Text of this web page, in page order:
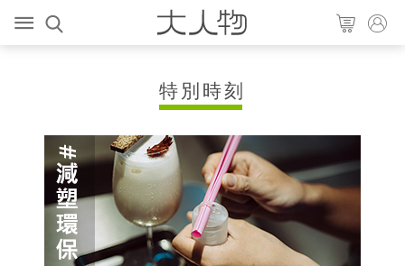
大人物商店
特別時刻